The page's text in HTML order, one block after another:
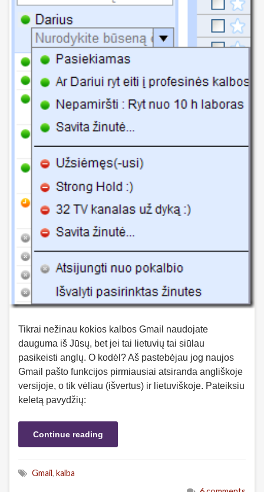
Tikrai nežinau kokios kalbos Gmail naudojate
dauguma iš Jūsų, bet jei tai lietuvių tai siūlau
pasikeisti anglų. O kodėl? Aš pastebėjau jog naujos
Gmail pašto funkcijos pirmiausiai atsiranda angliškoje
versijoje, o tik vėliau (išvertus) ir lietuviškoje. Pateiksiu
keletą pavydžių:
Continue reading
Gmail, kalba